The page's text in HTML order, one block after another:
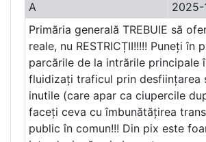
A
2025-
Primăria generală TREBUIE să
reale, nu RESTRICȚII!!!!! Puneți în
parcările de la intrările principale
fluidizați traficul prin desființarea
inutile (care apar ca ciupercile
faceți ceva cu îmbunătățirea
public în comun!!! Din pix este